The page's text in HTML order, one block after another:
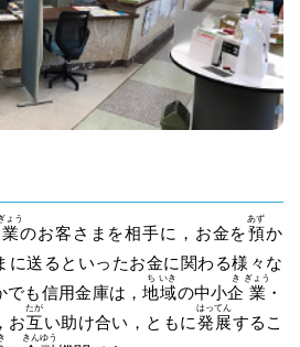
業
ょう
のお客さまを相手に，お金を預
あず
か
に送るといったお金に関わる様々な
でも信用金庫は，地
ち
域
いき
の中小企
き
業
ぎょう
・
お互
たが
い助け合い，ともに発
はっ
展
てん
するこ
きんゆう